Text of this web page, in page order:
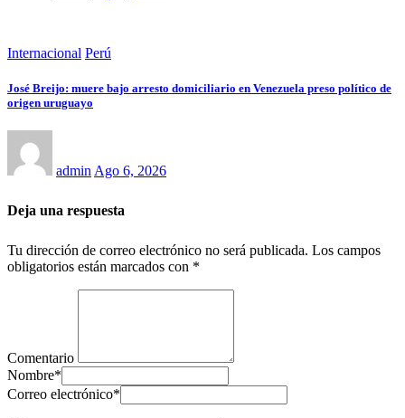
Internacional Perú
José Breijo: muere bajo arresto domiciliario en Venezuela preso político de
origen uruguayo
admin Ago 6, 2026
Deja una respuesta
Tu dirección de correo electrónico no será publicada. Los campos
obligatorios están marcados con *
Comentario
Nombre*
Correo electrónico*